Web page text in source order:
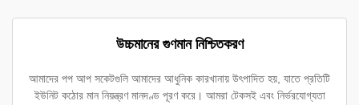
উচ্চমানের গুণমান নিশ্চিতকরণ
আমাদের পপ আপ সকেটগুলি আমাদের আধুনিক কারখানায় উৎপাদিত হয়, যাতে প্রতিটি
ইউনিট কঠোর মান নিয়ন্ত্রণ মানদণ্ড পূরণ করে। আমরা টেকসই এবং নির্ভরযোগ্যতা